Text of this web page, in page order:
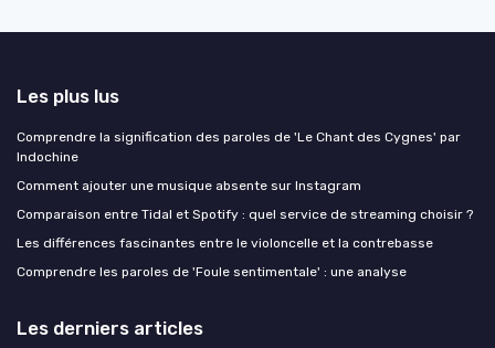
Les plus lus
Comprendre la signification des paroles de 'Le Chant des Cygnes' par
Indochine
Comment ajouter une musique absente sur Instagram
Comparaison entre Tidal et Spotify : quel service de streaming choisir ?
Les différences fascinantes entre le violoncelle et la contrebasse
Comprendre les paroles de 'Foule sentimentale' : une analyse
Les derniers articles